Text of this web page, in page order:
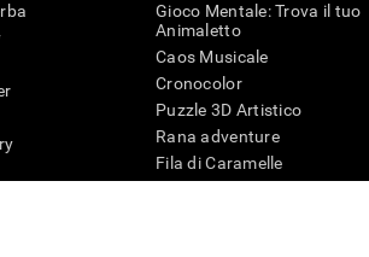
Gioco Mentale: Trova il tuo
Animaletto
Caos Musicale
Cronocolor
Puzzle 3D Artistico
Rana adventure
Fila di Caramelle